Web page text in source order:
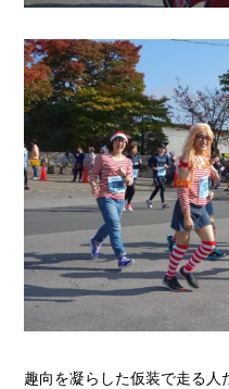
趣向を凝らした仮装で走る人